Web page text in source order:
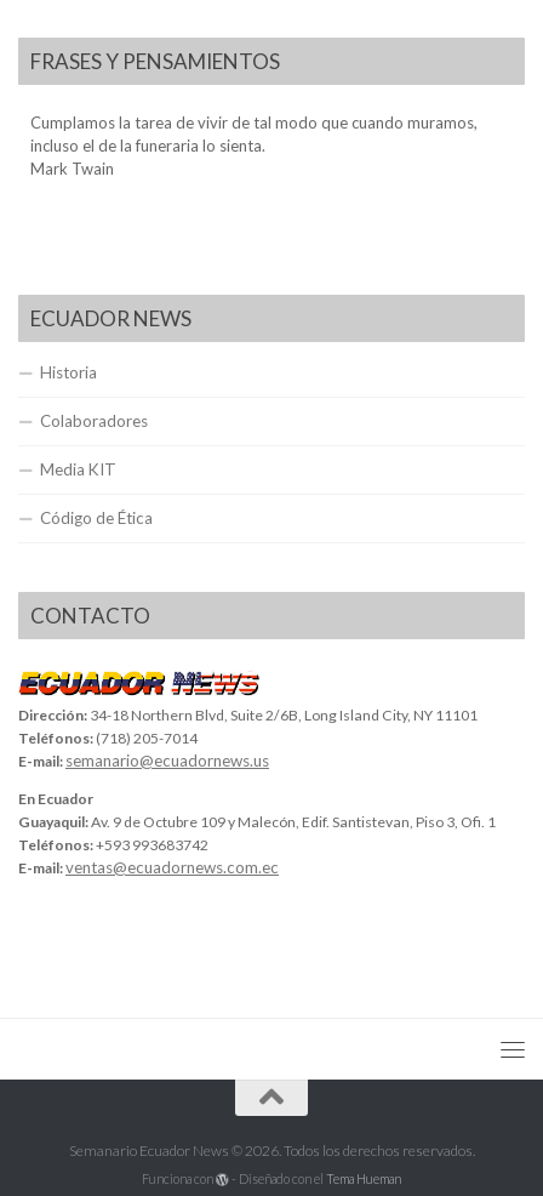
FRASES Y PENSAMIENTOS
Cumplamos la tarea de vivir de tal modo que cuando muramos,
incluso el de la funeraria lo sienta.
Mark Twain
ECUADOR NEWS
Historia
Colaboradores
Media KIT
Código de Ética
CONTACTO
Dirección: 34-18 Northern Blvd, Suite 2/6B, Long Island City, NY 11101
Teléfonos: (718) 205-7014
E-mail: semanario@ecuadornews.us
En Ecuador
Guayaquil:Av. 9 de Octubre 109 y Malecón, Edif. Santistevan, Piso 3, Ofi. 1
Teléfonos:+593 993683742
E-mail:ventas@ecuadornews.com.ec
Semanario Ecuador News © 2026. Todos los derechos reservados.
Funciona con - Diseñado con el Tema Hueman